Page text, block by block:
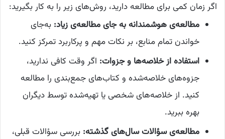
اگر زمان کمی برای مطالعه دارید، روش‌های زیر را به کار بگیرید:
مطالعه‌ی هوشمندانه به جای مطالعه‌ی زیاد: به‌جای
خواندن تمام منابع، بر نکات مهم و پرکاربرد تمرکز کنید.
استفاده از خلاصه‌ها و جزوات: اگر وقت کافی ندارید،
جزوه‌های خلاصه‌شده و کتاب‌های جمع‌بندی را مطالعه
کنید. از خلاصه‌های شخصی یا تهیه‌شده توسط دیگران
بهره ببرید.
مطالعه‌ی سؤالات سال‌های گذشته: بررسی سؤالات قبلی،